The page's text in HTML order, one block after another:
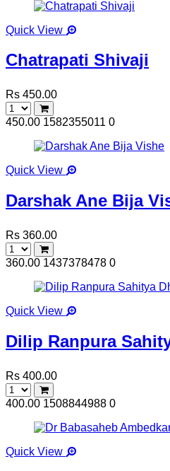
Quick View
Chatrapati Shivaji
Rs 450.00
450.00 1582355011 0
Quick View
Darshak Ane Bija
Rs 360.00
360.00 1437378478 0
Quick View
Dilip Ranpura
Rs 400.00
400.00 1508844988 0
Quick View